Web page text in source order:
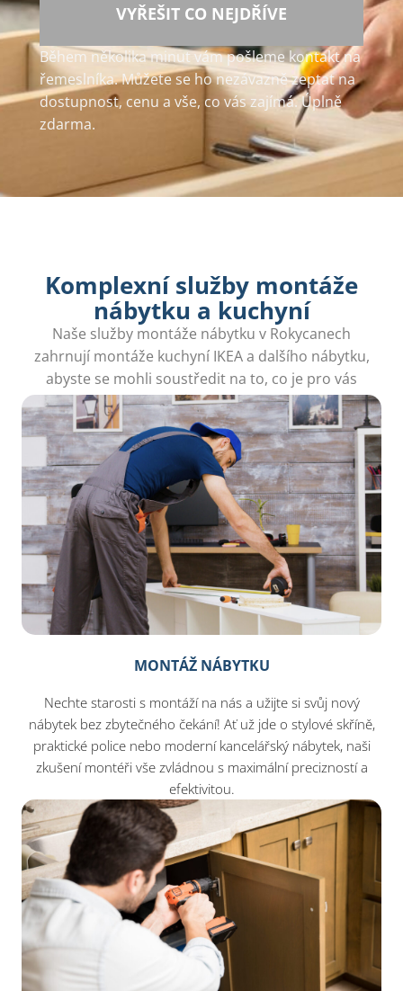
VYŘEŠIT CO NEJDŘÍVE
Během několika minut vám pošleme kontakt na
řemeslníka. Můžete se ho nezávazně zeptat na
dostupnost, cenu a vše, co vás zajímá. Úplně
zdarma.
Komplexní služby montáže
nábytku a kuchyní
Naše služby montáže nábytku v Rokycanech
zahrnují montáže kuchyní IKEA a dalšího nábytku,
abyste se mohli soustředit na to, co je pro vás
důležité.
MONTÁŽ NÁBYTKU
Nechte starosti s montáží na nás a užijte si svůj nový
nábytek bez zbytečného čekání! Ať už jde o stylové skříně,
praktické police nebo moderní kancelářský nábytek, naši
zkušení montéři vše zvládnou s maximální precizností a
efektivitou.